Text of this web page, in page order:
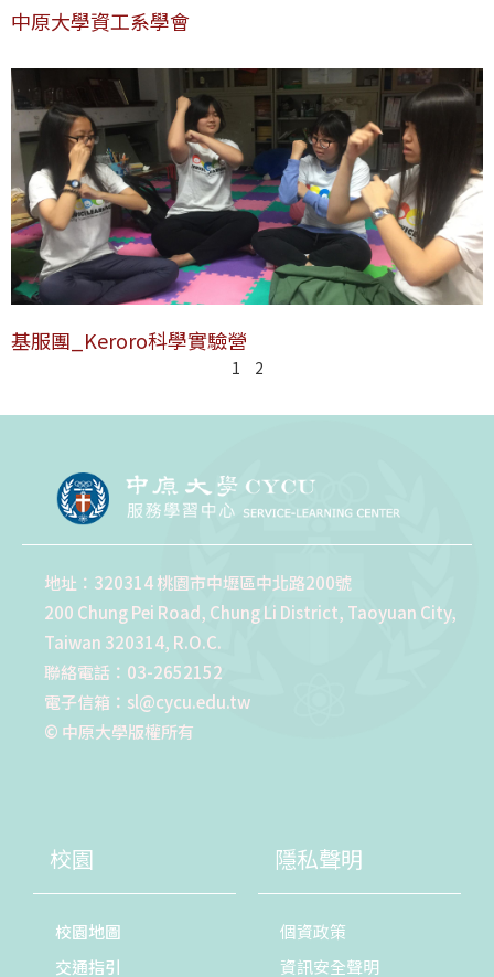
中原大學資工系學會
基服團_Keroro科學實驗營
1 2
地址：320314 桃園市中壢區中北路200號
200 Chung Pei Road, Chung Li District, Taoyuan City,
Taiwan 320314, R.O.C.
聯絡電話：03-2652152
電子信箱：sl@cycu.edu.tw
© 中原大學版權所有
校園
校園地圖
交通指引
隱私聲明
個資政策
資訊安全聲明